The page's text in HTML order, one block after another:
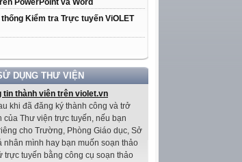
PowerPoint và Word
Kiểm tra Trực tuyến ViOLET
DỤNG THƯ VIỆN
tin thành viên trên violet.vn
khi đã đăng ký thành công và trở
của Thư viện trực tuyến, nếu bạn
cho Trường, Phòng Giáo dục, Sở
nhân mình hay bạn muốn soạn thảo
trực tuyến bằng công cụ soạn thảo